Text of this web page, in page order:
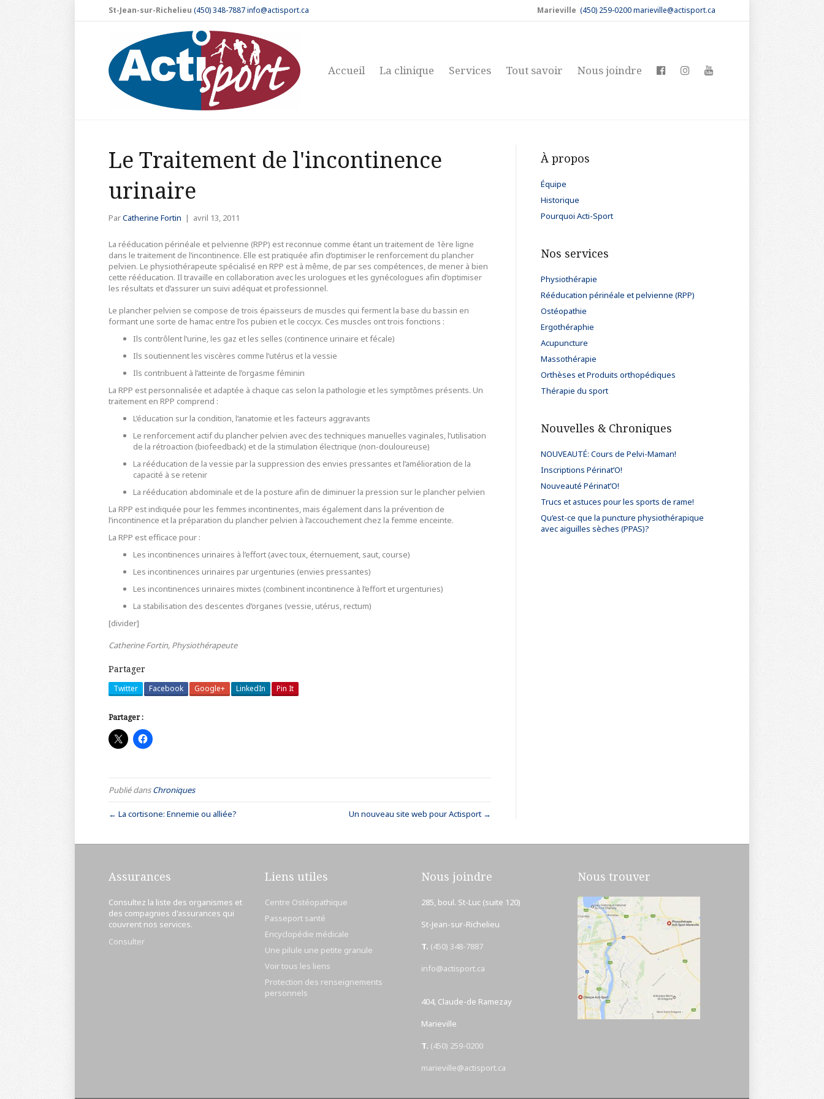
St-Jean-sur-Richelieu (450) 348-7887info@actisport.ca Marieville (450) 259-0200marieville@actisport.ca
Accueil La clinique Services Tout savoir Nous joindre
Le Traitement de l'incontinence
urinaire
ParCatherine Fortin | avril 13, 2011
La rééducation périnéale et pelvienne (RPP) est reconnue comme étant un traitement de 1ère ligne
dans le traitement de l’incontinence. Elle est pratiquée afin d’optimiser le renforcement du plancher
pelvien. Le physiothérapeute spécialisé en RPP est à même, de par ses compétences, de mener à bien
cette rééducation. Il travaille en collaboration avec les urologues et les gynécologues afin d’optimiser
les résultats et d’assurer un suivi adéquat et professionnel.
Le plancher pelvien se compose de trois épaisseurs de muscles qui ferment la base du bassin en
formant une sorte de hamac entre l’os pubien et le coccyx. Ces muscles ont trois fonctions :
Ils contrôlent l’urine, les gaz et les selles (continence urinaire et fécale)
Ils soutiennent les viscères comme l’utérus et la vessie
Ils contribuent à l’atteinte de l’orgasme féminin
La RPP est personnalisée et adaptée à chaque cas selon la pathologie et les symptômes présents. Un
traitement en RPP comprend :
L’éducation sur la condition, l’anatomie et les facteurs aggravants
Le renforcement actif du plancher pelvien avec des techniques manuelles vaginales, l’utilisation
de la rétroaction (biofeedback) et de la stimulation électrique (non-douloureuse)
La rééducation de la vessie par la suppression des envies pressantes et l’amélioration de la
capacité à se retenir
La rééducation abdominale et de la posture afin de diminuer la pression sur le plancher pelvien
La RPP est indiquée pour les femmes incontinentes, mais également dans la prévention de
l’incontinence et la préparation du plancher pelvien à l’accouchement chez la femme enceinte.
La RPP est efficace pour :
Les incontinences urinaires à l’effort (avec toux, éternuement, saut, course)
Les incontinences urinaires par urgenturies (envies pressantes)
Les incontinences urinaires mixtes (combinent incontinence à l’effort et urgenturies)
La stabilisation des descentes d’organes (vessie, utérus, rectum)
[divider]
Catherine Fortin, Physiothérapeute
Partager
Twitter Facebook Google+ LinkedIn Pin It
Partager :
Publié dansChroniques
← La cortisone: Ennemie ou alliée? Un nouveau site web pour Actisport →
À propos
Équipe
Historique
Pourquoi Acti-Sport
Nos services
Physiothérapie
Rééducation périnéale et pelvienne (RPP)
Ostéopathie
Ergothéraphie
Acupuncture
Massothérapie
Orthèses et Produits orthopédiques
Thérapie du sport
Nouvelles & Chroniques
NOUVEAUTÉ: Cours de Pelvi-Maman!
Inscriptions Périnat’O!
Nouveauté Périnat’O!
Trucs et astuces pour les sports de rame!
Qu’est-ce que la puncture physiothérapique
avec aiguilles sèches (PPAS)?
Assurances
Consultez la liste des organismes et
des compagnies d'assurances qui
couvrent nos services.
Consulter
Liens utiles
Centre Ostéopathique
Passeport santé
Encyclopédie médicale
Une pilule une petite granule
Voir tous les liens
Protection des renseignements
personnels
Nous joindre
285, boul. St-Luc (suite 120)
St-Jean-sur-Richelieu
T. (450) 348-7887
info@actisport.ca
404, Claude-de Ramezay
Marieville
T. (450) 259-0200
marieville@actisport.ca
Nous trouver